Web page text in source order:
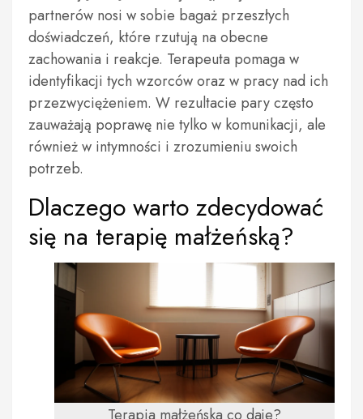
partnerów nosi w sobie bagaż przeszłych
doświadczeń, które rzutują na obecne
zachowania i reakcje. Terapeuta pomaga w
identyfikacji tych wzorców oraz w pracy nad ich
przezwyciężeniem. W rezultacie pary często
zauważają poprawę nie tylko w komunikacji, ale
również w intymności i zrozumieniu swoich
potrzeb.
Dlaczego warto zdecydować
się na terapię małżeńską?